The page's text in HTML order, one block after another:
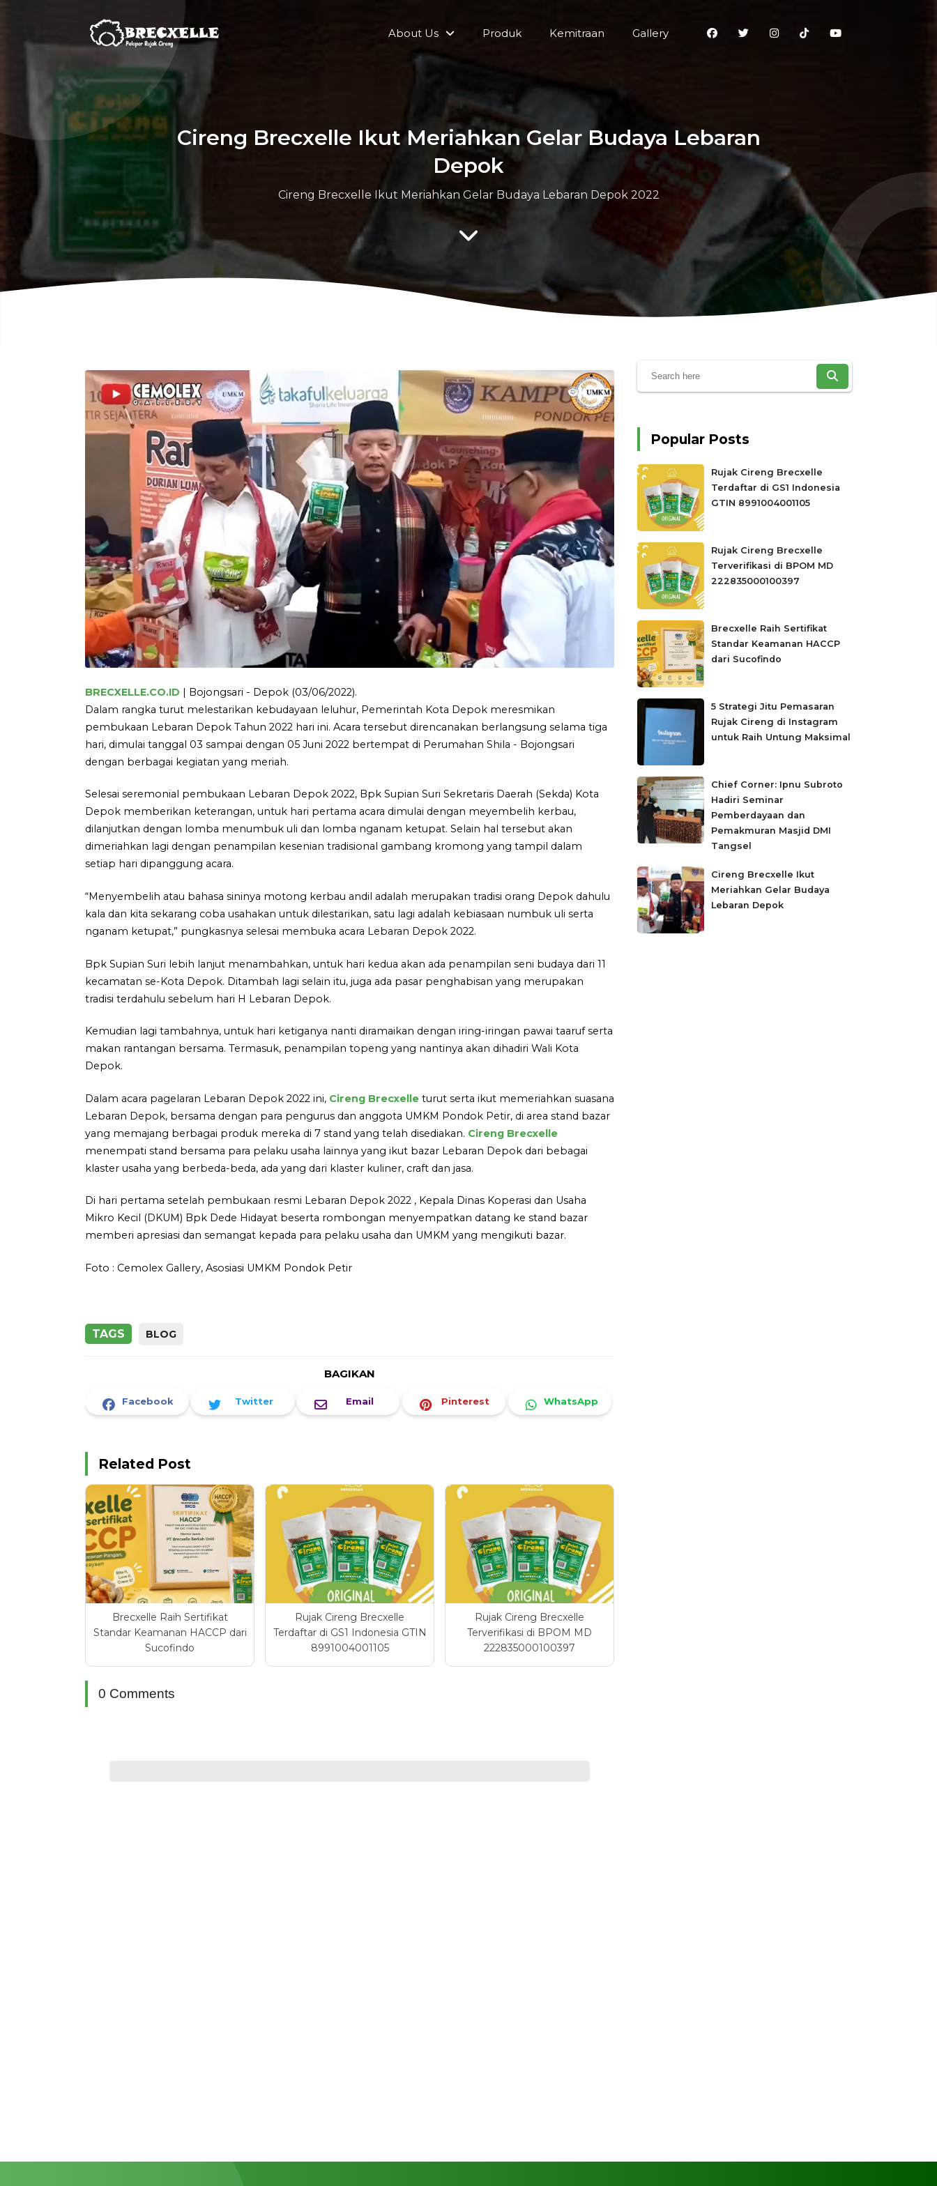
About Us Produk Kemitraan Gallery
Cireng Brecxelle Ikut Meriahkan Gelar Budaya Lebaran
Depok
Cireng Brecxelle Ikut Meriahkan Gelar Budaya Lebaran Depok 2022
BRECXELLE.CO.ID | Bojongsari - Depok (03/06/2022).
Dalam rangka turut melestarikan kebudayaan leluhur, Pemerintah Kota Depok meresmikan
pembukaan Lebaran Depok Tahun 2022 hari ini. Acara tersebut direncanakan berlangsung selama tiga
hari, dimulai tanggal 03 sampai dengan 05 Juni 2022 bertempat di Perumahan Shila - Bojongsari
dengan berbagai kegiatan yang meriah.
Selesai seremonial pembukaan Lebaran Depok 2022, Bpk Supian Suri Sekretaris Daerah (Sekda) Kota
Depok memberikan keterangan, untuk hari pertama acara dimulai dengan meyembelih kerbau,
dilanjutkan dengan lomba menumbuk uli dan lomba nganam ketupat. Selain hal tersebut akan
dimeriahkan lagi dengan penampilan kesenian tradisional gambang kromong yang tampil dalam
setiap hari dipanggung acara.
“Menyembelih atau bahasa sininya motong kerbau andil adalah merupakan tradisi orang Depok dahulu
kala dan kita sekarang coba usahakan untuk dilestarikan, satu lagi adalah kebiasaan numbuk uli serta
nganam ketupat,” pungkasnya selesai membuka acara Lebaran Depok 2022.
Bpk Supian Suri lebih lanjut menambahkan, untuk hari kedua akan ada penampilan seni budaya dari 11
kecamatan se-Kota Depok. Ditambah lagi selain itu, juga ada pasar penghabisan yang merupakan
tradisi terdahulu sebelum hari H Lebaran Depok.
Kemudian lagi tambahnya, untuk hari ketiganya nanti diramaikan dengan iring-iringan pawai taaruf serta
makan rantangan bersama. Termasuk, penampilan topeng yang nantinya akan dihadiri Wali Kota
Depok.
Dalam acara pagelaran Lebaran Depok 2022 ini, Cireng Brecxelle turut serta ikut memeriahkan suasana
Lebaran Depok, bersama dengan para pengurus dan anggota UMKM Pondok Petir, di area stand bazar
yang memajang berbagai produk mereka di 7 stand yang telah disediakan. Cireng Brecxelle
menempati stand bersama para pelaku usaha lainnya yang ikut bazar Lebaran Depok dari bebagai
klaster usaha yang berbeda-beda, ada yang dari klaster kuliner, craft dan jasa.
Di hari pertama setelah pembukaan resmi Lebaran Depok 2022 , Kepala Dinas Koperasi dan Usaha
Mikro Kecil (DKUM) Bpk Dede Hidayat beserta rombongan menyempatkan datang ke stand bazar
memberi apresiasi dan semangat kepada para pelaku usaha dan UMKM yang mengikuti bazar.
Foto : Cemolex Gallery, Asosiasi UMKM Pondok Petir
TAGS BLOG
BAGIKAN
Facebook Twitter Email Pinterest WhatsApp
Related Post
Brecxelle Raih Sertifikat
Standar Keamanan HACCP dari
Sucofindo
Rujak Cireng Brecxelle
Terdaftar di GS1 Indonesia GTIN
8991004001105
Rujak Cireng Brecxelle
Terverifikasi di BPOM MD
222835000100397
0 Comments
Popular Posts
Rujak Cireng Brecxelle
Terdaftar di GS1 Indonesia
GTIN 8991004001105
Rujak Cireng Brecxelle
Terverifikasi di BPOM MD
222835000100397
Brecxelle Raih Sertifikat
Standar Keamanan HACCP
dari Sucofindo
5 Strategi Jitu Pemasaran
Rujak Cireng di Instagram
untuk Raih Untung Maksimal
Chief Corner: Ipnu Subroto
Hadiri Seminar
Pemberdayaan dan
Pemakmuran Masjid DMI
Tangsel
Cireng Brecxelle Ikut
Meriahkan Gelar Budaya
Lebaran Depok